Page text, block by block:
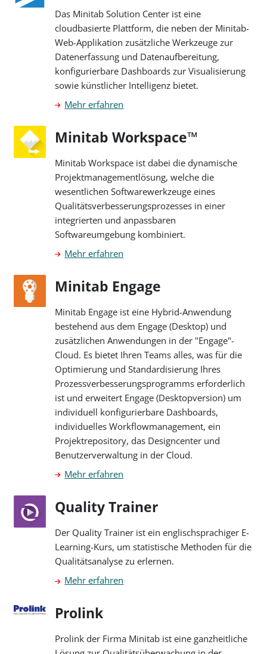
Das Minitab Solution Center ist eine
cloudbasierte Plattform, die neben der Minitab-
Web-Applikation zusätzliche Werkzeuge zur
Datenerfassung und Datenaufbereitung,
konfigurierbare Dashboards zur Visualisierung
sowie künstlicher Intelligenz bietet.
Mehr erfahren
Minitab Workspace™
Minitab Workspace ist dabei die dynamische
Projektmanagementlösung, welche die
wesentlichen Softwarewerkzeuge eines
Qualitätsverbesserungsprozesses in einer
integrierten und anpassbaren
Softwareumgebung kombiniert.
Mehr erfahren
Minitab Engage
Minitab Engage ist eine Hybrid-Anwendung
bestehend aus dem Engage (Desktop) und
zusätzlichen Anwendungen in der "Engage"-
Cloud. Es bietet Ihren Teams alles, was für die
Optimierung und Standardisierung Ihres
Prozessverbesserungsprogramms erforderlich
ist und erweitert Engage (Desktopversion) um
individuell konfigurierbare Dashboards,
individuelles Workflowmanagement, ein
Projektrepository, das Designcenter und
Benutzerverwaltung in der Cloud.
Mehr erfahren
Quality Trainer
Der Quality Trainer ist ein englischsprachiger E-
Learning-Kurs, um statistische Methoden für die
Qualitätsanalyse zu erlernen.
Mehr erfahren
Prolink
Prolink der Firma Minitab ist eine ganzheitliche